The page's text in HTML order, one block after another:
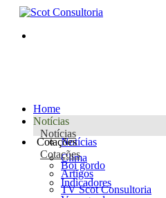
Home
Notícias
Notícias
Notícias
Clima
Artigos
TV Scot Consultoria
Cotações
Cotações
Boi gordo
Indicadores